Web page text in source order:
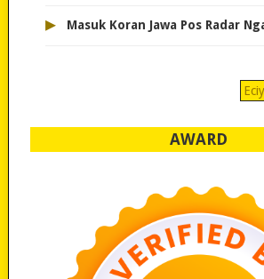
▸ Masuk Koran Jawa Pos Radar
AWARD